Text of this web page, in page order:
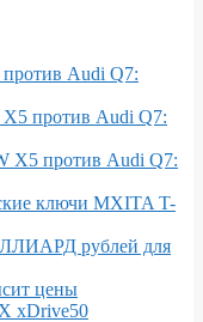
Audi Q7:
против Audi Q7:
X5 против Audi Q7:
ключи MXITA T-
рублей для
цены
xDrive50